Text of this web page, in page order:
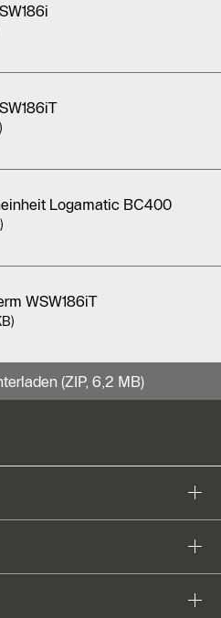
Logamatic BC400
WSW186iT
(ZIP, 6,2 MB)